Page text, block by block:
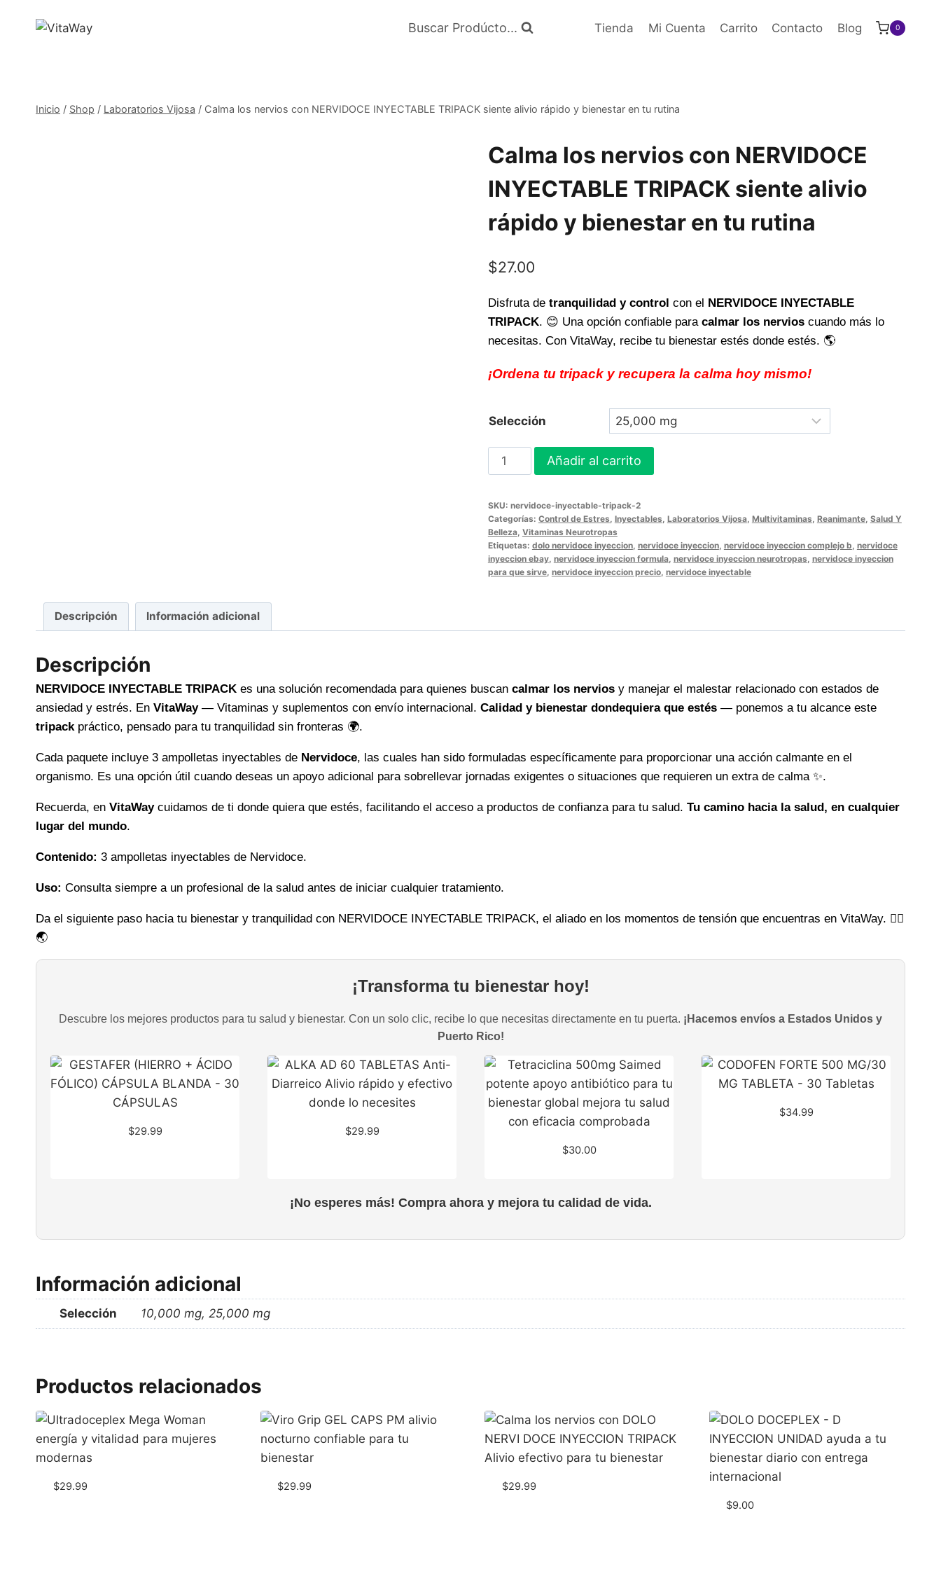
Buscar Prodúcto... Tienda Mi Cuenta Carrito Contacto Blog 0
Inicio / Shop / Laboratorios Vijosa / Calma los nervios con NERVIDOCE INYECTABLE TRIPACK siente alivio rápido y bienestar en tu rutina
Calma los nervios con NERVIDOCE
INYECTABLE TRIPACK siente alivio
rápido y bienestar en tu rutina
$27.00
Disfruta de tranquilidad y control con el NERVIDOCE INYECTABLE
TRIPACK. 😊 Una opción confiable para calmar los nervioscuando más lo
necesitas. Con VitaWay, recibe tu bienestar estés donde estés. 🌎
¡Ordena tu tripack y recupera la calma hoy mismo!
Selección
Calma
los
con
NERVIDOCE
INYECTABLE
TRIPACK
tu
Añadir al carrito
SKU: nervidoce-inyectable-tripack-2
Categorías: Control de Estres Inyectables Laboratorios Vijosa, Multivitaminas Reanimante, Salud Y
Belleza, Vitaminas Neurotropas
Etiquetas: dolo nervidoce inyeccion, nervidoce inyeccion, nervidoce inyeccion complejo b nervidoce
inyeccion ebay, nervidoce inyeccion formula, nervidoce inyeccion neurotropas nervidoce inyeccion
para que sirve, nervidoce inyeccion precio, nervidoce inyectable
Descripción Información adicional
Descripción
NERVIDOCE INYECTABLE TRIPACK es una solución recomendada para quienes buscan calmar los nervios y manejar el malestar relacionado con estados de
ansiedad y estrés. En VitaWay— Vitaminas y suplementos con envío internacional. Calidad y bienestar dondequiera que estés — ponemos a tu alcance este
tripackpráctico, pensado para tu tranquilidad sin fronteras 🌍.
Cada paquete incluye 3 ampolletas inyectables de Nervidoce, las cuales han sido formuladas específicamente para proporcionar una acción calmante en el
organismo. Es una opción útil cuando deseas un apoyo adicional para sobrellevar jornadas exigentes o situaciones que requieren un extra de calma ✨.
Recuerda, en VitaWaycuidamos de ti donde quiera que estés, facilitando el acceso a productos de confianza para tu salud. Tu camino hacia la salud, en cualquier
lugar del mundo.
Contenido: 3 ampolletas inyectables de Nervidoce.
Uso: Consulta siempre a un profesional de la salud antes de iniciar cualquier tratamiento.
Da el siguiente paso hacia tu bienestar y tranquilidad con NERVIDOCE INYECTABLE TRIPACK, el aliado en los momentos de tensión que encuentras en VitaWay. 🧘‍♂️
🌏
¡Transforma tu bienestar hoy!
Descubre los mejores productos para tu salud y bienestar. Con un solo clic, recibe lo que necesitas directamente en tu puerta. ¡Hacemos envíos a Estados Unidos y
Puerto Rico!
$29.99 $29.99
$30.00
$34.99
¡No esperes más! Compra ahora y mejora tu calidad de vida.
Información adicional
Selección 10,000 mg, 25,000 mg
Productos relacionados
$29.99 $29.99 $29.99
$9.00